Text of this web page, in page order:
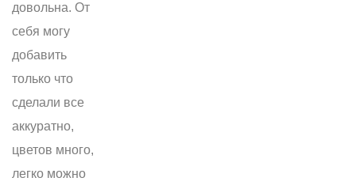
довольна. От
себя могу
добавить
только что
сделали все
аккуратно,
цветов много,
легко можно